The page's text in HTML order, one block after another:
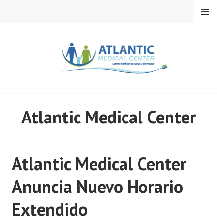
CENTER
MENU
Atlantic Medical Center
Atlantic Medical Center
Anuncia Nuevo Horario
Extendido